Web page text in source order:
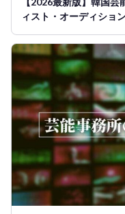
ィスト・オーディショ